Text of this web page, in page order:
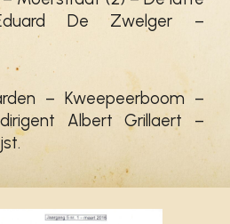
De Zwelger –
– Kweepeerboom –
Albert Grillaert –